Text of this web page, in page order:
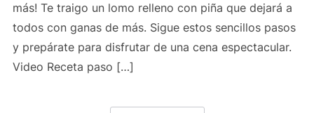
más! Te traigo un lomo relleno con piña que dejará a
todos con ganas de más. Sigue estos sencillos pasos
y prepárate para disfrutar de una cena espectacular.
Video Receta paso […]